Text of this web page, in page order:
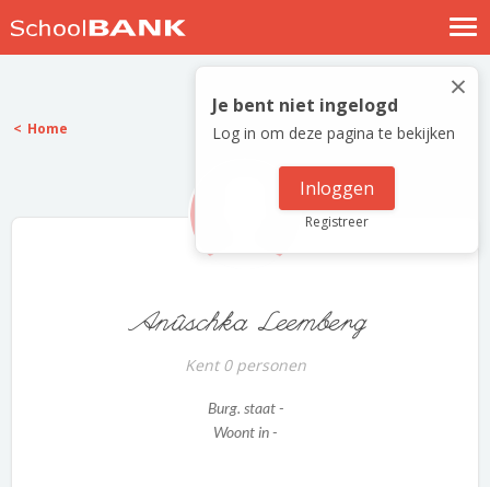
Nostalgische verhalen
Log in
Meld je gratis aan
×
Je bent niet ingelogd
Log in om deze pagina te bekijken
Inloggen
Registreer
Home
Anûschka Leemberg
Kent 0 personen
Burg. staat -
Woont in -